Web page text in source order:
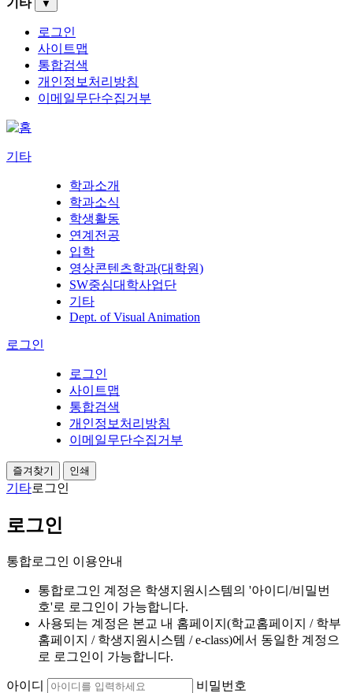
▼
로그인
사이트맵
통합검색
개인정보처리방침
이메일무단수집거부
기타
학과소개
학과소식
학생활동
연계전공
입학
영상콘텐츠학과(대학원)
SW중심대학사업단
기타
Dept. of Visual Animation
로그인
로그인
사이트맵
통합검색
개인정보처리방침
이메일무단수집거부
즐겨찾기 인쇄
기타로그인
로그인
통합로그인 이용안내
통합로그인 계정은 학생지원시스템의 '아이디/비밀번
호'로 로그인이 가능합니다.
사용되는 계정은 본교 내 홈페이지(학교홈페이지 / 학부
홈페이지 / 학생지원시스템 / e-class)에서 동일한 계정으
로 로그인이 가능합니다.
아이디 비밀번호